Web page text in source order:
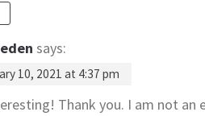
says:
10, 2021 at 4:37 pm
Thank you. I am not an